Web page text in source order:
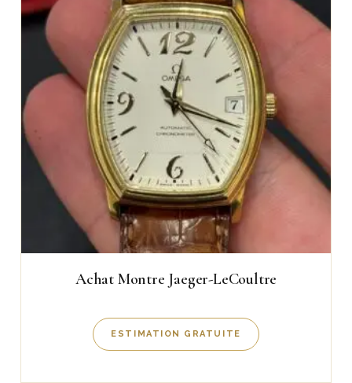
Achat Montre Jaeger-LeCoultre
ESTIMATION GRATUITE